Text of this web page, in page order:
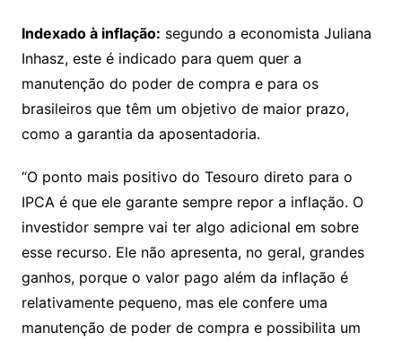
Indexado à inflação: segundo a economista Juliana
Inhasz, este é indicado para quem quer a
manutenção do poder de compra e para os
brasileiros que têm um objetivo de maior prazo,
como a garantia da aposentadoria.
“O ponto mais positivo do Tesouro direto para o
IPCA é que ele garante sempre repor a inflação. O
investidor sempre vai ter algo adicional em sobre
esse recurso. Ele não apresenta, no geral, grandes
ganhos, porque o valor pago além da inflação é
relativamente pequeno, mas ele confere uma
manutenção de poder de compra e possibilita um